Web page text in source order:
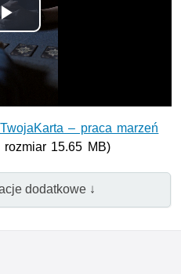
Odtwórz
wideo
– praca marzeń
15.65 MB)
dodatkowe ↓